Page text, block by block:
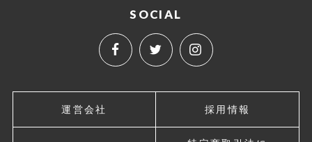
運営会社 採用情報
SOCIAL